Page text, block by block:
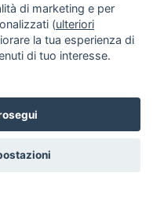
di marketing e per
(ulteriori
la tua esperienza di
di tuo interesse.